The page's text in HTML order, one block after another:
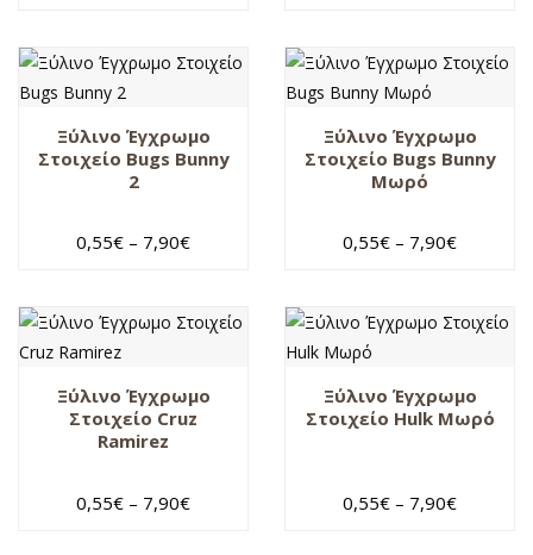
Ξύλινο Έγχρωμο
Στοιχείο Bugs Bunny
2
0,55€ – 7,90€
Ξύλινο Έγχρωμο
Στοιχείο Bugs Bunny
Μωρό
0,55€ – 7,90€
Ξύλινο Έγχρωμο
Στοιχείο Cruz
Ramirez
0,55€ – 7,90€
Ξύλινο Έγχρωμο
Στοιχείο Hulk Μωρό
0,55€ – 7,90€